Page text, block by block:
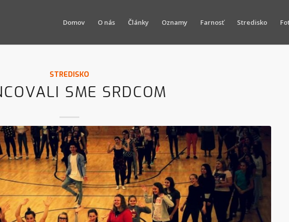
Domov O nás Články Oznamy Farnosť Stredisko
STREDISKO
SME SRDCOM